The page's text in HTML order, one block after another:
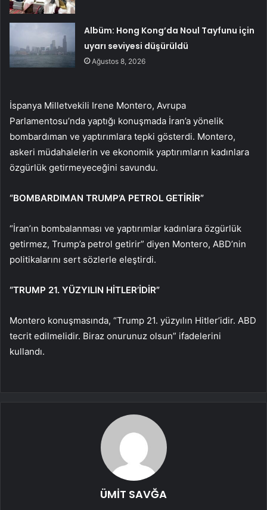
Albüm: Hong Kong’da Noul Tayfunu için
uyarı seviyesi düşürüldü
Ağustos 8, 2026
İspanya Milletvekili Irene Montero, Avrupa
Parlamentosu’nda yaptığı konuşmada İran’a yönelik
bombardıman ve yaptırımlara tepki gösterdi. Montero,
askeri müdahalelerin ve ekonomik yaptırımların kadınlara
özgürlük getirmeyeceğini savundu.
“BOMBARDIMAN TRUMP’A PETROL GETİRİR”
“İran’ın bombalanması ve yaptırımlar kadınlara özgürlük
getirmez, Trump’a petrol getirir” diyen Montero, ABD’nin
politikalarını sert sözlerle eleştirdi.
“TRUMP 21. YÜZYILIN HİTLER’İDİR”
Montero konuşmasında, “Trump 21. yüzyılın Hitler’idir. ABD
tecrit edilmelidir. Biraz onurunuz olsun” ifadelerini
kullandı.
ÜMİT SAVĞA